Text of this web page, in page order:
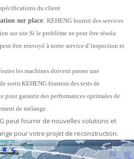
du client
sur place: KEHENG fournit des services
sur site.Si le problème ne peut être résolu
être renvoyé à notre service d’inspection et
les machines doivent passer une
sortir.KEHENG fournira des tests de
pour garantir des performances optimales de
de mélange.
peut fournir de nouvelles solutions et
pour votre projet de reconstruction.